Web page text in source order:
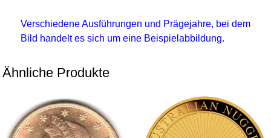
Verschiedene Ausführungen und Prägejahre, bei dem
Bild handelt es sich um eine Beispielabbildung.
Ähnliche Produkte